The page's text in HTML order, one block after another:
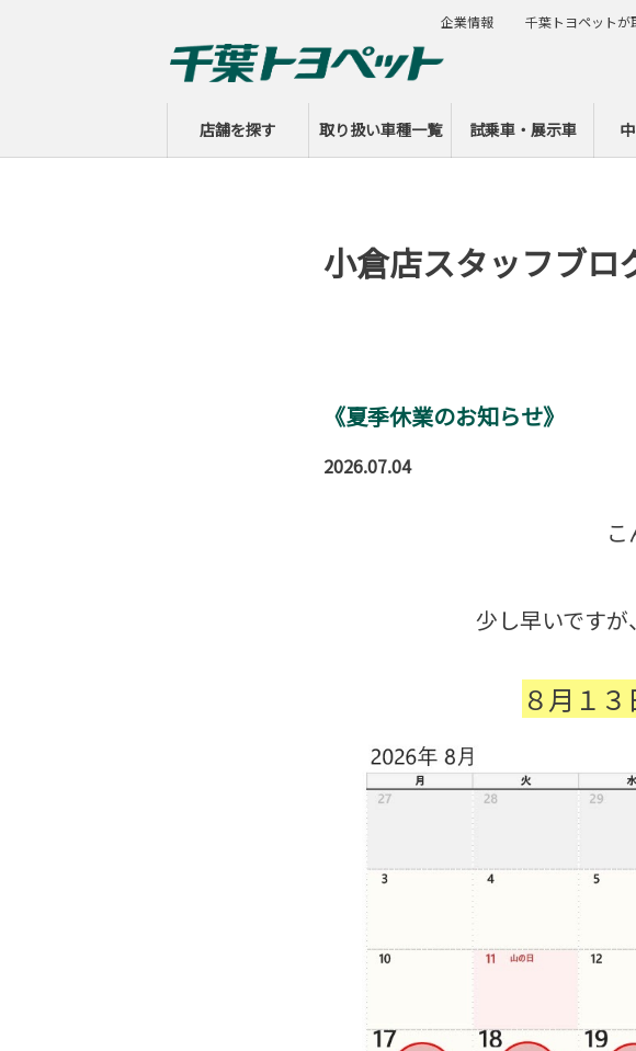
店舗を探す 取り扱い車種一覧 試乗車・展示車
企業情報 千葉トヨペットが
小倉店スタッフブロ
《夏季休業のお知らせ》
2026.07.04
少し早いです
８月１